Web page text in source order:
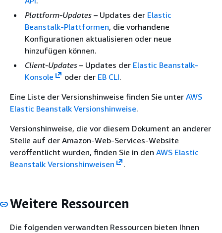
Plattform-Updates – Updates der Elastic
Beanstalk-Plattformen, die vorhandene
Konfigurationen aktualisieren oder neue
hinzufügen können.
Client-Updates – Updates der Elastic Beanstalk-
Konsole
oder der EB CLI.
Eine Liste der Versionshinweise finden Sie unter AWS
Elastic Beanstalk Versionshinweise.
Versionshinweise, die vor diesem Dokument an anderer
Stelle auf der Amazon-Web-Services-Website
veröffentlicht wurden, finden Sie in den AWS Elastic
Beanstalk Versionshinweisen
.
Weitere Ressourcen
Die folgenden verwandten Ressourcen bieten Ihnen